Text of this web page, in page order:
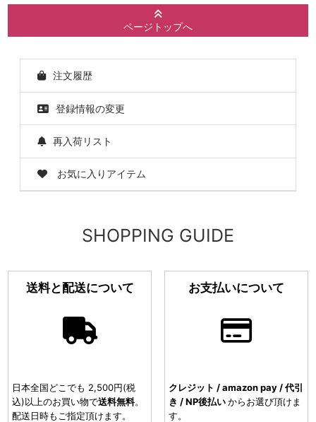
ページトップへ
注文履歴
登録情報の変更
再入荷リスト
お気に入りアイテム
SHOPPING GUIDE
送料と配送について
日本全国どこでも 2,500円(税
込)以上のお買い物で送料無料。
配送日時もご指定頂けます。
お支払いについて
クレジット / amazon pay / 代引
き / NP後払い からお選び頂けま
す。